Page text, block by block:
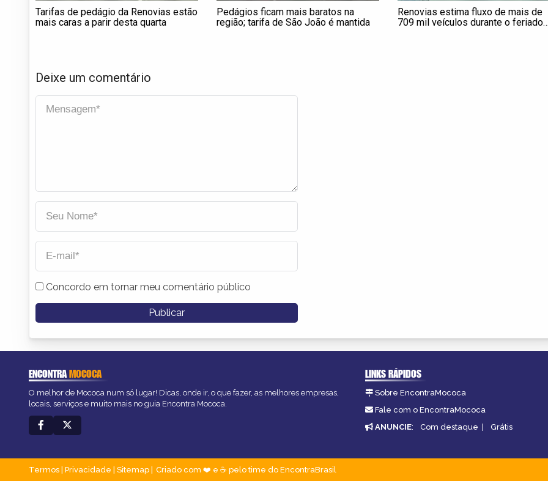
Tarifas de pedágio da Renovias estão
mais caras a parir desta quarta
Pedágios ficam mais baratos na
região; tarifa de São João é mantida
Renovias estima fluxo de mais de
709 mil veículos durante o feriado
Deixe um comentário
Concordo em tornar meu comentário público
ENCONTRAMOCOCA
O melhor de Mococa num só lugar! Dicas, onde ir, o que fazer, as melhores empresas,
locais, serviços e muito mais no guia Encontra Mococa.
LINKS RÁPIDOS
Sobre EncontraMococa
Fale com o EncontraMococa
ANUNCIE: Com destaque | Grátis
Termos Privacidade Sitemap Criado com ❤️ e ☕ pelo time do EncontraBrasil